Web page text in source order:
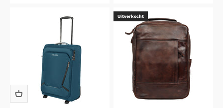
Uitverkocht